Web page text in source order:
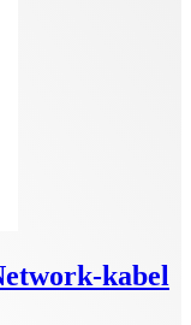
kabel